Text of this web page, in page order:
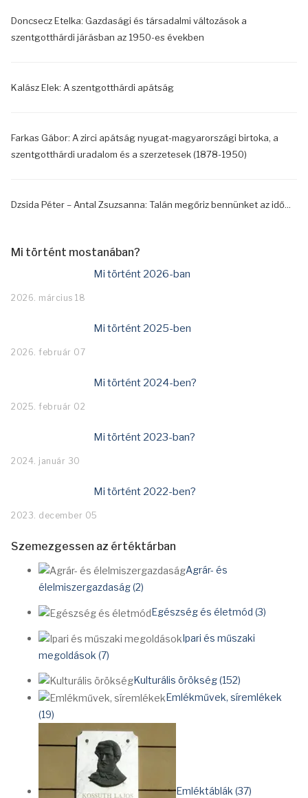
Doncsecz Etelka: Gazdasági és társadalmi változások a
szentgotthárdi járásban az 1950-es években
Kalász Elek: A szentgotthárdi apátság
Farkas Gábor: A zirci apátság nyugat-magyarországi birtoka, a
szentgotthárdi uradalom és a szerzetesek (1878-1950)
Dzsida Péter – Antal Zsuzsanna: Talán megőriz bennünket az idő...
Mi történt mostanában?
Mi történt 2026-ban
2026. március 18
Mi történt 2025-ben
2026. február 07
Mi történt 2024-ben?
2025. február 02
Mi történt 2023-ban?
2024. január 30
Mi történt 2022-ben?
2023. december 05
Szemezgessen az értéktárban
Agrár- és
élelmiszergazdaság (2)
Egészség és életmód (3)
Ipari és műszaki
megoldások (7)
Kulturális örökség (152)
Emlékművek, síremlékek
(19)
Emléktáblák (37)